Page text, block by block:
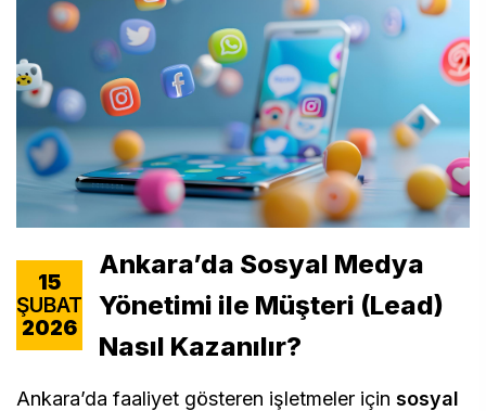
15
ŞUBAT
2026
Ankara’da Sosyal Medya
Yönetimi ile Müşteri (Lead)
Nasıl Kazanılır?
Ankara’da faaliyet gösteren işletmeler için sosyal